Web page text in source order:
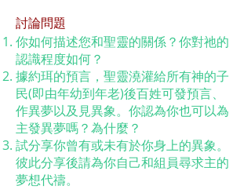
討論問題
你如何描述您和聖靈的關係？你對祂的
認識程度如何？
據約珥的預言，聖靈澆灌給所有神的子
民(即由年幼到年老)後百姓可發預言、
作異夢以及見異象。你認為你也可以為
主發異夢嗎？為什麼？
試分享你曾有或未有於你身上的異象。
彼此分享後請為你自己和組員尋求主的
夢想代禱。